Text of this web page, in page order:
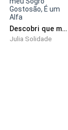
— Eu… eu não
entender ao
Descobri que meu Sogro Gostosão, É um Alfa
Julia Solidade